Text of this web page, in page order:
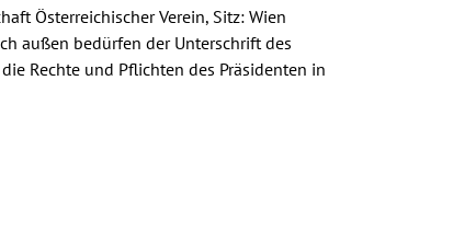
Österreichischer Verein, Sitz: Wien
außen bedürfen der Unterschrift des
Rechte und Pflichten des Präsidenten in